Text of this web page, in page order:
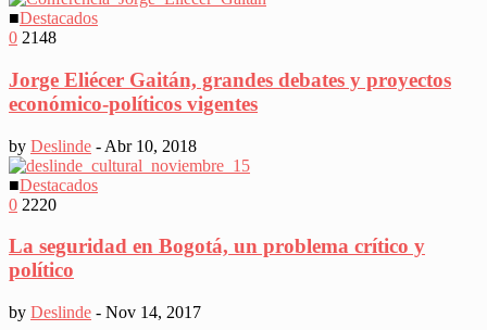
■Destacados
0 2148
Jorge Eliécer Gaitán, grandes debates y proyectos
económico-políticos vigentes
by Deslinde - Abr 10, 2018
■Destacados
0 2220
La seguridad en Bogotá, un problema crítico y
político
by Deslinde - Nov 14, 2017